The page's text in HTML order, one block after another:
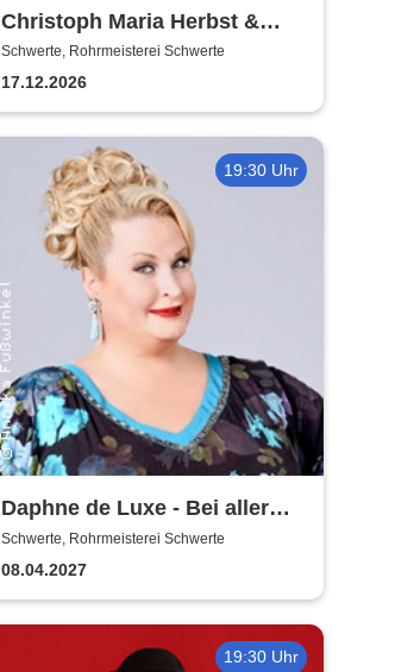
Christoph Maria Herbst &
Moritz Netenjakob - Das
ernsthafte Bemühen um
Albernheit
Schwerte, Rohrmeisterei Schwerte
17.12.2026
19:30 Uhr
Daphne de Luxe - Bei aller
Liebe
Schwerte, Rohrmeisterei Schwerte
08.04.2027
19:30 Uhr